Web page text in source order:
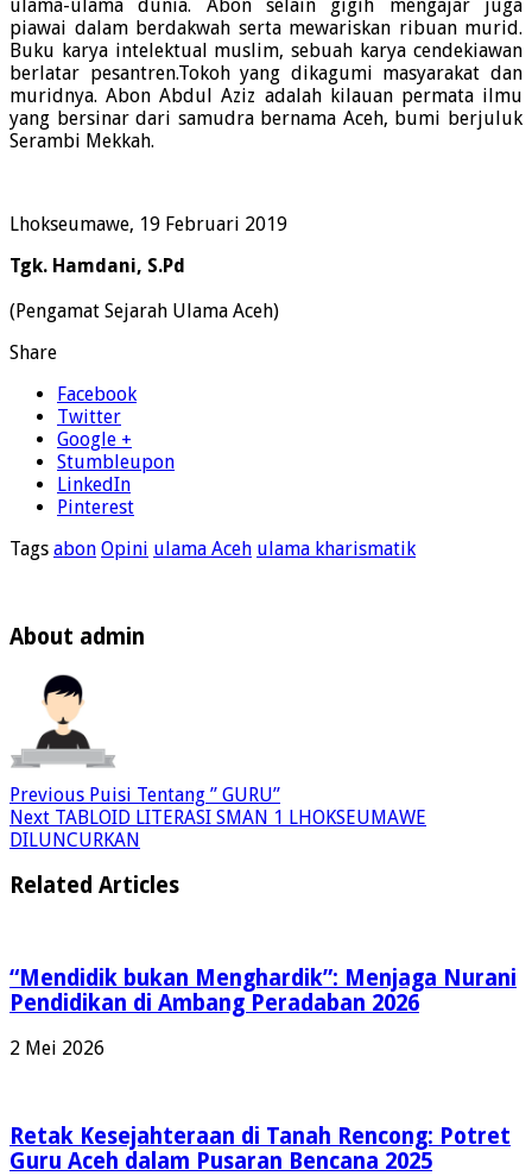
ulama-ulama dunia. Abon selain gigih mengajar juga
piawai dalam berdakwah serta mewariskan ribuan murid.
Buku karya intelektual muslim, sebuah karya cendekiawan
berlatar pesantren.Tokoh yang dikagumi masyarakat dan
muridnya. Abon Abdul Aziz adalah kilauan permata ilmu
yang bersinar dari samudra bernama Aceh, bumi berjuluk
Serambi Mekkah.
Lhokseumawe, 19 Februari 2019
Tgk. Hamdani, S.Pd
(Pengamat Sejarah Ulama Aceh)
Share
Facebook
Twitter
Google +
Stumbleupon
LinkedIn
Pinterest
Tags abon Opini ulama Aceh ulama kharismatik
About admin
Previous Puisi Tentang ” GURU”
Next TABLOID LITERASI SMAN 1 LHOKSEUMAWE
DILUNCURKAN
Related Articles
“Mendidik bukan Menghardik”: Menjaga Nurani
Pendidikan di Ambang Peradaban 2026
2 Mei 2026
Retak Kesejahteraan di Tanah Rencong: Potret
Guru Aceh dalam Pusaran Bencana 2025